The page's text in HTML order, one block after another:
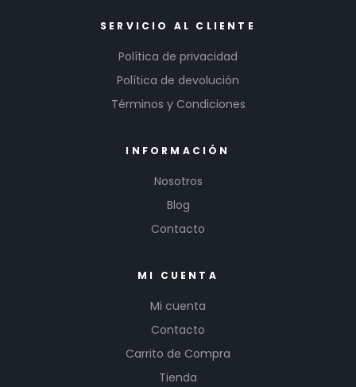
SERVICIO AL CLIENTE
Política de privacidad
Política de devolución
Términos y Condiciones
INFORMACIÓN
Nosotros
Blog
Contacto
MI CUENTA
Mi cuenta
Contacto
Carrito de Compra
Tienda